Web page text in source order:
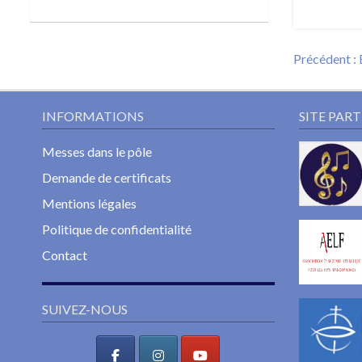
de
l’article
Précédent :
INFORMATIONS
Messes dans le pôle
Demande de certificats
Mentions légales
Politique de confidentialité
Contact
SUIVEZ-NOUS
SITE